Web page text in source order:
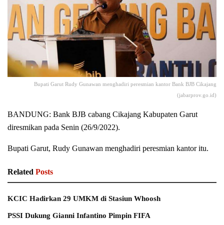
Bupati Garut Rudy Gunawan menghadiri peresmian kantor Bank BJB Cikajang
(jabarprov.go.id)
BANDUNG: Bank BJB cabang Cikajang Kabupaten Garut
diresmikan pada Senin (26/9/2022).
Bupati Garut, Rudy Gunawan menghadiri peresmian kantor itu.
Related Posts
KCIC Hadirkan 29 UMKM di Stasiun Whoosh
PSSI Dukung Gianni Infantino Pimpin FIFA